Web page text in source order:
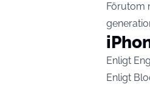
Förutom
Enligt
Enligt